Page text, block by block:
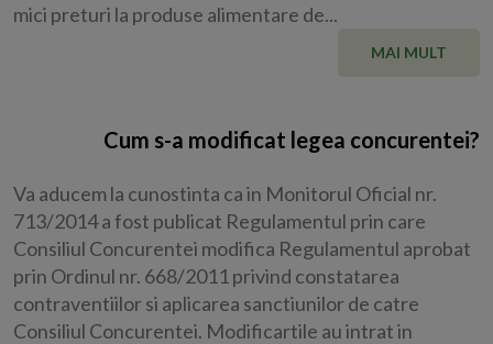
mici preturi la produse alimentare de...
MAI MULT
Cum s-a modificat legea concurentei?
Va aducem la cunostinta ca in Monitorul Oficial nr.
713/2014 a fost publicat Regulamentul prin care
Consiliul Concurentei modifica Regulamentul aprobat
prin Ordinul nr. 668/2011 privind constatarea
contraventiilor si aplicarea sanctiunilor de catre
Consiliul Concurentei. Modificartile au intrat in